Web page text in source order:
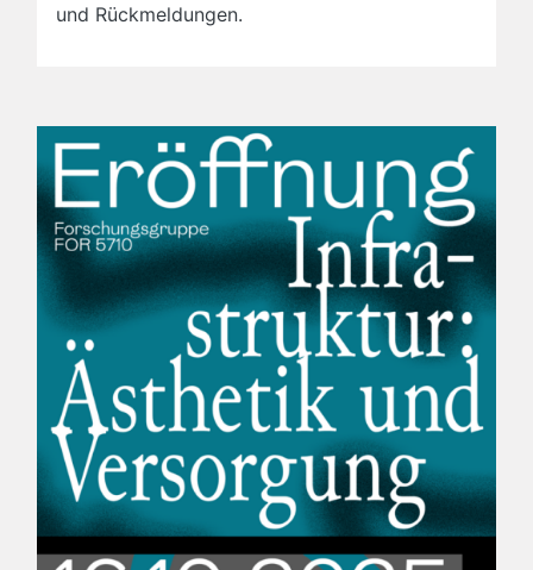
und Rückmeldungen.